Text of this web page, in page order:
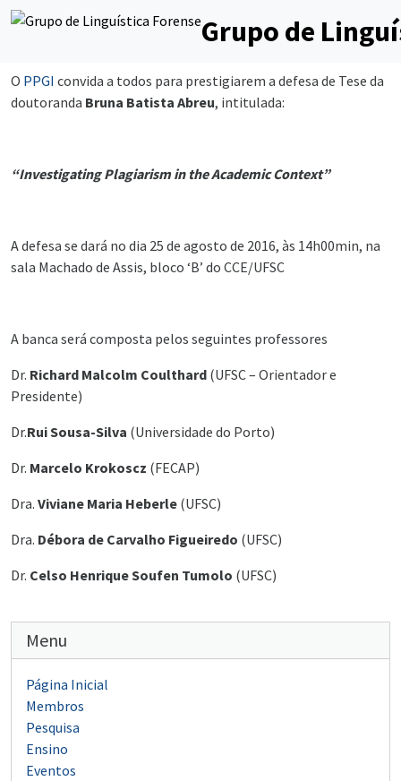
Grupo de
O PPGI convida a todos para prestigiarem a defesa de Tese da
doutoranda Bruna Batista Abreu, intitulada:
“Investigating Plagiarism in the Academic Context”
A defesa se dará no dia 25 de agosto de 2016, às 14h00min, na
sala Machado de Assis, bloco ‘B’ do CCE/UFSC
A banca será composta pelos seguintes professores
Dr. Richard Malcolm Coulthard (UFSC – Orientador e
Presidente)
Dr.Rui Sousa-Silva (Universidade do Porto)
Dr. Marcelo Krokoscz (FECAP)
Dra. Viviane Maria Heberle (UFSC)
Dra. Débora de Carvalho Figueiredo (UFSC)
Dr. Celso Henrique Soufen Tumolo (UFSC)
Menu
Página Inicial
Membros
Pesquisa
Ensino
Eventos